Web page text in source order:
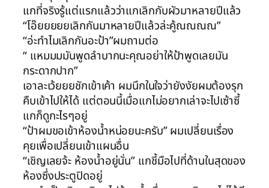
แกที่จริงรู้แต่แรกแล้วว่าแกเลิกกับผัวมาหลายปีแล้ว
“โอ๊ยยยยยเลิกกันมาหลายปีแล้วล่ะคู้ณณณณ”
“อ่ะทำไมเลิกกันอะป้า”ผมถามต่อ
“ แหมมมมันพูดลำบากนะคุณอย่าให้ป้าพูดเลยมัน
กระดากปาก”
เอาละเว้ยยยชักเข้าเค้า ผมนึกในใจว่ายังงัยผมต้องรุก
คืบเข้าไปให้ได้ แต่ตอนนี้เมื่อแกไม่อยากเล่าจะไปเซ้าซี้
แกก็ดูกะไรๆอยู่
“ป้าผมขอเข้าห้องน้ำหน่อยนะครับ” ผมเปลี่ยนเรื่อง
คุยเพื่อเปลี่ยนเข้าแผนอื่น
“เชิญเลยจ้ะ ห้องน้ำอยู่นั่น” แกชี้มือไปที่ด้านในสุดของ
ห้องซึ่งประตูปิดอยู่